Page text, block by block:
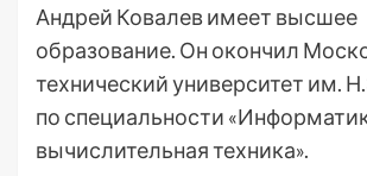
Андрей Ковалев имеет высшее
образование. Он окончил
технический университет им.
по специальности
вычислительная техника».